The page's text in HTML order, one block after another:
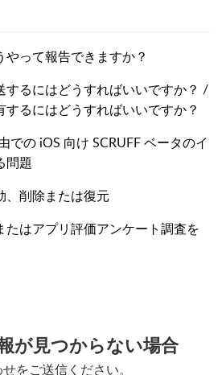
って報告できますか？
するにはどうすればいいですか？ /
するにはどうすればいいですか？
での iOS 向け SCRUFF ベータのイ
問題
、削除または復元
たはアプリ評価アンケート調査を
が見つからない場合
をご送信ください。